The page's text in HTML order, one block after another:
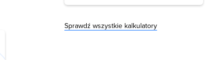
Sprawdź wszystkie kalkulatory